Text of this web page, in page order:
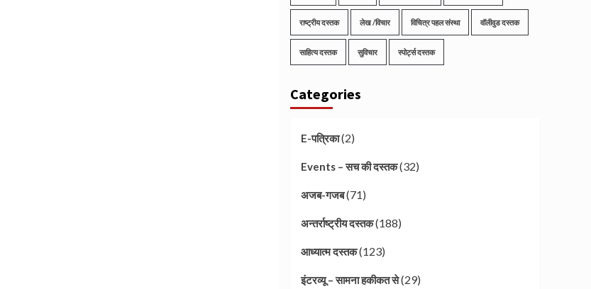
राष्ट्रीय दस्तक लेख /विचार विचित्र पहल संस्था वॉलीवुड दस्तक
साहित्य दस्तक सुविचार स्पोर्ट्स दस्तक
Categories
E-पत्रिका(2)
Events – सच की दस्तक(32)
अजब-गजब(71)
अन्तर्राष्ट्रीय दस्तक(188)
आध्यात्म दस्तक(123)
इंटरव्यू – सामना हकीकत से(29)